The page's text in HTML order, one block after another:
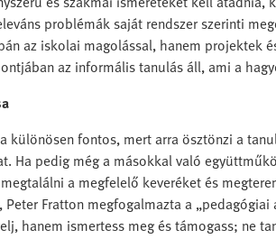
problémák saját rendszer szerinti
az iskolai magolással, hanem projektek
az informális tanulás áll, ami a
különösen fontos, mert arra ösztönzi a
Ha pedig még a másokkal való
a megfelelő keveréket és
Fratton megfogalmazta a
hanem ismertess meg és támogass; ne